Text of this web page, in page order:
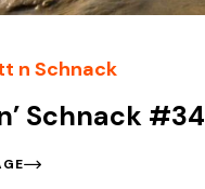
n Schnack
Schnack #34